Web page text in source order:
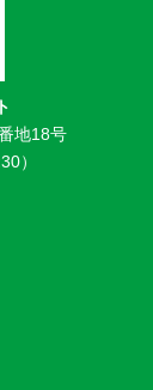
地18号
）